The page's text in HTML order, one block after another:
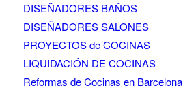
DISEÑADORES BAÑOS
DISEÑADORES SALONES
PROYECTOS de COCINAS
LIQUIDACIÓN DE COCINAS
Reformas de Cocinas en Barcelona